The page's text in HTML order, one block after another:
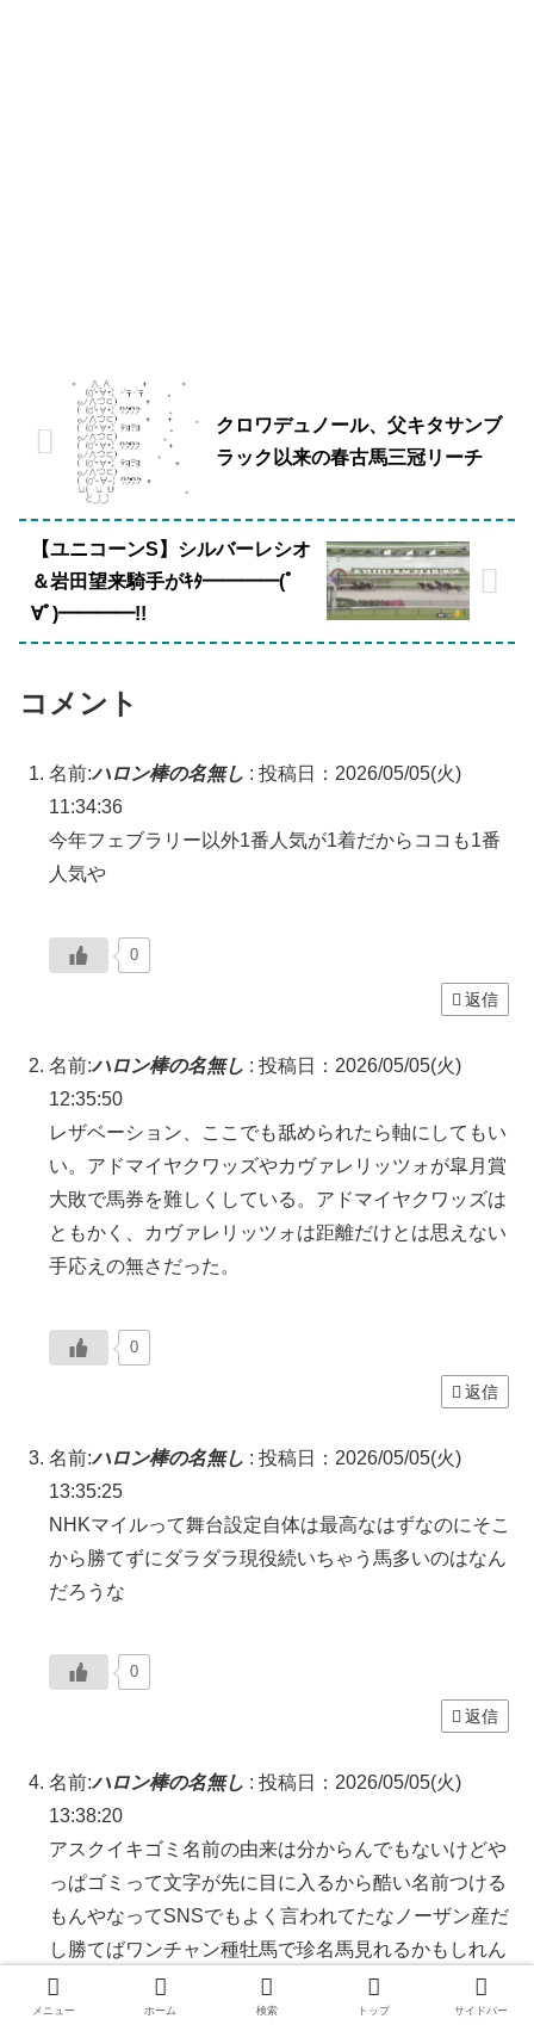
クロワデュノール、父キタサンブ
ラック以来の春古馬三冠リーチ
【ユニコーンS】シルバーレシオ
＆岩田望来騎手がｷﾀ━━━━(ﾟ
∀ﾟ)━━━━!!
コメント
名前:ハロン棒の名無し : 投稿日：2026/05/05(火)
11:34:36
今年フェブラリー以外1番人気が1着だからココも1番
人気や
0
返信
名前:ハロン棒の名無し : 投稿日：2026/05/05(火)
12:35:50
レザベーション、ここでも舐められたら軸にしてもい
い。アドマイヤクワッズやカヴァレリッツォが皐月賞
大敗で馬券を難しくしている。アドマイヤクワッズは
ともかく、カヴァレリッツォは距離だけとは思えない
手応えの無さだった。
0
返信
名前:ハロン棒の名無し : 投稿日：2026/05/05(火)
13:35:25
NHKマイルって舞台設定自体は最高なはずなのにそこ
から勝てずにダラダラ現役続いちゃう馬多いのはなん
だろうな
0
返信
名前:ハロン棒の名無し : 投稿日：2026/05/05(火)
13:38:20
アスクイキゴミ名前の由来は分からんでもないけどや
っぱゴミって文字が先に目に入るから酷い名前つける
もんやなってSNSでもよく言われてたなノーザン産だ
し勝てばワンチャン種牡馬で珍名馬見れるかもしれん
な
メニュー ホーム 検索 トップ サイドバー